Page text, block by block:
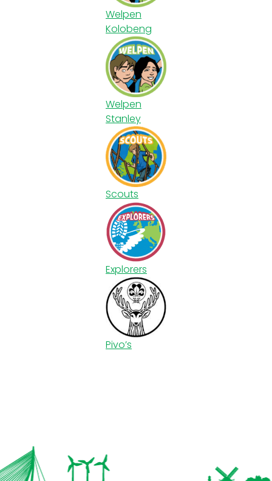
Welpen
Kolobeng
Welpen
Stanley
Scouts
Explorers
Pivo’s